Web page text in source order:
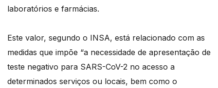
laboratórios e farmácias.
Este valor, segundo o INSA, está relacionado com as
medidas que impõe “a necessidade de apresentação de
teste negativo para SARS-CoV-2 no acesso a
determinados serviços ou locais, bem como o